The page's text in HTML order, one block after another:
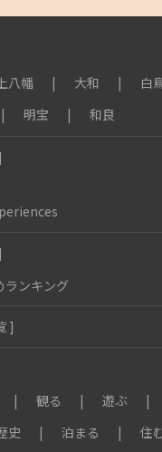
八幡 大和
白
明宝 和良
ランキング
]
観る
遊ぶ
史 泊まる 住